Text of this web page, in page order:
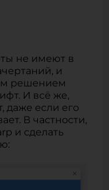
не имеют в
и
решением
И всё же,
даже если его
В частности,
и сделать